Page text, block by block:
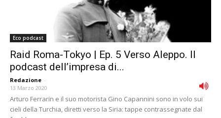
Eco podcast
Raid Roma-Tokyo | Ep. 5 Verso Aleppo. Il
podcast dell’impresa di...
Redazione -
13 Marzo 2020
Arturo Ferrarin e il suo motorista Gino Capannini sono in volo sui
cieli della Turchia, diretti verso la Siria: tappe contrassegnate dal